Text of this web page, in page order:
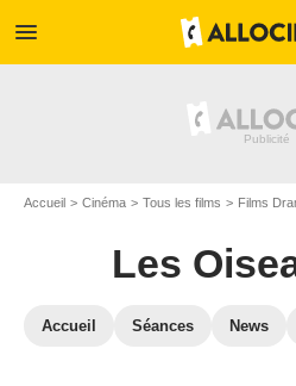
menu
Accueil Cinéma Tous les films Films
Les
Accueil Séances News